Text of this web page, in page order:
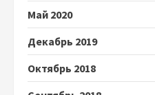
Май 2020
Декабрь 2019
Октябрь 2018